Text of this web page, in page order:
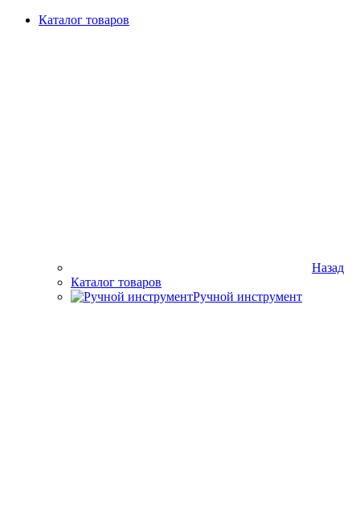
Каталог товаров
Назад
Каталог товаров
Ручной инструмент